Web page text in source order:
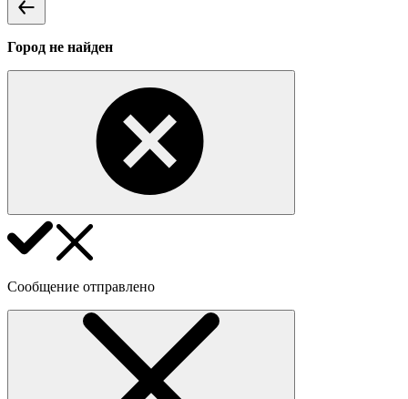
Город не найден
Сообщение отправлено